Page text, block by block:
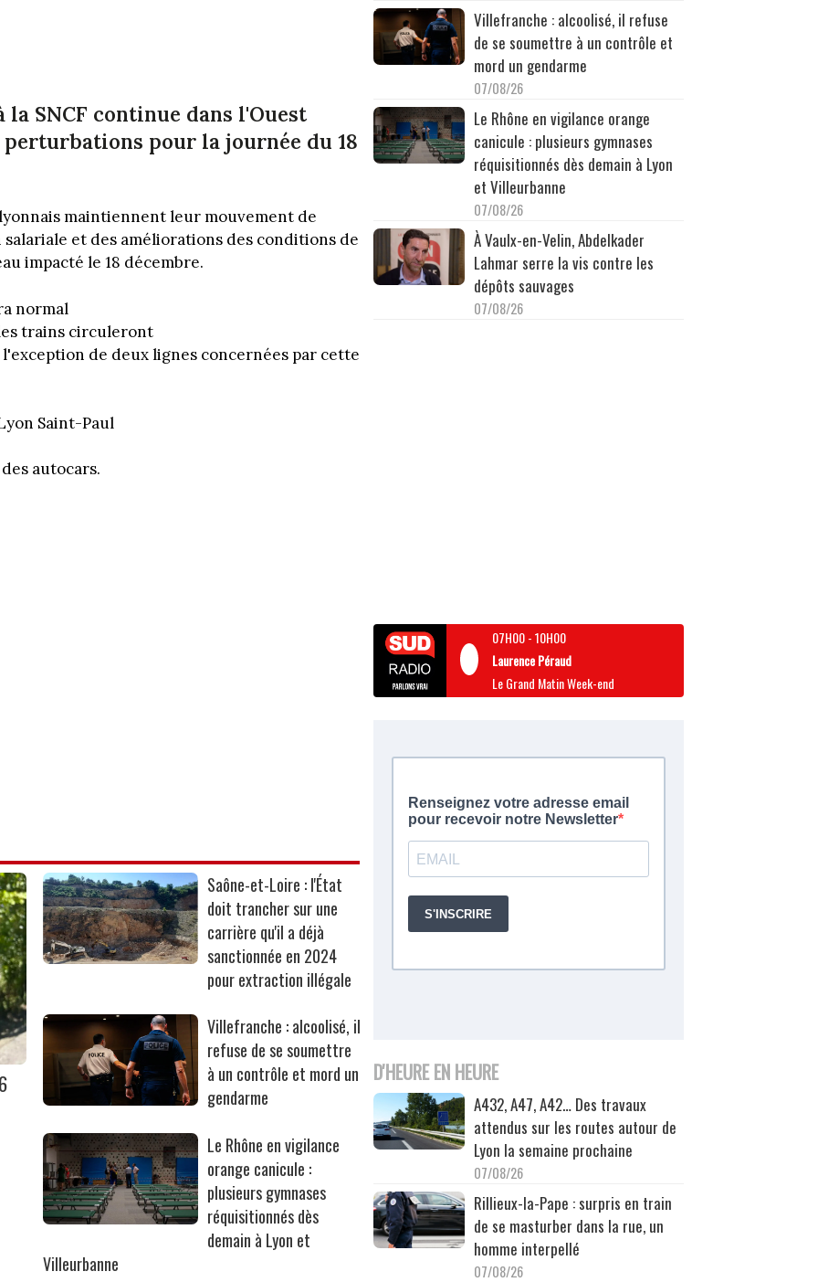
SNCF continue dans l'Ouest
pour la journée du 18
maintiennent leur mouvement de
et des améliorations des conditions de
impacté le 18 décembre.
normal
trains circuleront
l'exception de deux lignes concernées par cette
Saint-Paul
autocars.
Saône-et-Loire : l'État
doit trancher sur une
carrière qu'il a déjà
sanctionnée en 2024
pour extraction illégale
Villefranche : alcoolisé, il
refuse de se soumettre
à un contrôle et mord un
gendarme
Le Rhône en vigilance
orange canicule :
plusieurs gymnases
réquisitionnés dès
demain à Lyon et
Villeurbanne
Villefranche : alcoolisé, il refuse
de se soumettre à un contrôle et
mord un gendarme
07/08/26
Le Rhône en vigilance orange
canicule : plusieurs gymnases
réquisitionnés dès demain à Lyon
et Villeurbanne
07/08/26
À Vaulx-en-Velin, Abdelkader
Lahmar serre la vis contre les
dépôts sauvages
07/08/26
07H00-10H00
Laurence Péraud
Le Grand Matin Week-end
D'HEURE EN HEURE
A432, A47, A42… Des travaux
attendus sur les routes autour de
Lyon la semaine prochaine
07/08/26
Rillieux-la-Pape : surpris en train
de se masturber dans la rue, un
homme interpellé
07/08/26